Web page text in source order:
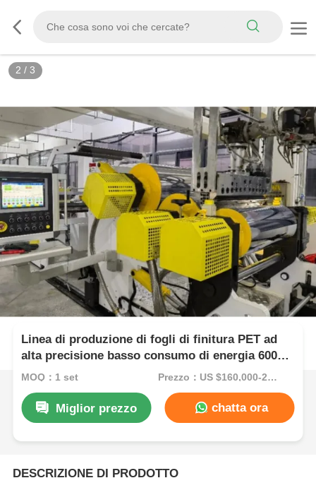
3 / 3
Linea di produzione di fogli di finitura PET ad
alta precisione basso consumo di energia 600
kg/h 800 kg/h
MOQ：1 set Prezzo：US $160,000-200,000/Set (Reference FOB Price)
Miglior prezzo chatta ora
DESCRIZIONE DI PRODOTTO